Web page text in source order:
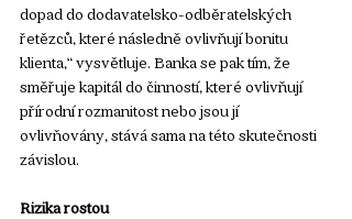
dopad do dodavatelsko-odběratelských
řetězců, které následně ovlivňují bonitu
klienta,“ vysvětluje. Banka se pak tím, že
směřuje kapitál do činností, které ovlivňují
přírodní rozmanitost nebo jsou jí
ovlivňovány, stává sama na této skutečnosti
závislou.
Rizika rostou